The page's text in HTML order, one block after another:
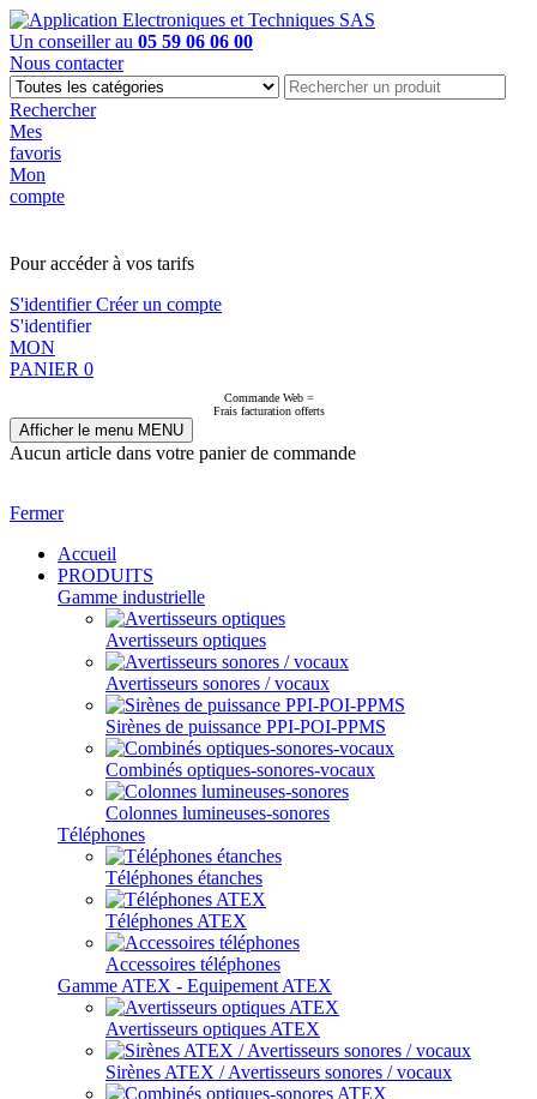
Un conseiller au 05 59 06 06 00
Nous contacter
Rechercher
Mes
favoris
Mon
compte
Pour accéder à vos tarifs
S'identifierCréer un compte
S'identifier
MON
PANIER 0
Commande Web =
Frais facturation offerts
Afficher le menu MENU
Aucun article dans votre panier de commande
Fermer
Accueil
PRODUITS
Gamme industrielle
Avertisseurs optiques
Avertisseurs sonores / vocaux
Sirènes de puissance PPI-POI-PPMS
Combinés optiques-sonores-vocaux
Colonnes lumineuses-sonores
Téléphones
Téléphones étanches
Téléphones ATEX
Accessoires téléphones
Gamme ATEX - Equipement ATEX
Avertisseurs optiques ATEX
Sirènes ATEX / Avertisseurs sonores / vocaux